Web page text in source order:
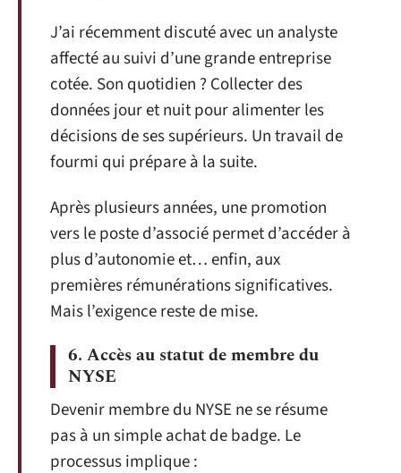
J’ai récemment discuté avec un analyste
affecté au suivi d’une grande entreprise
cotée. Son quotidien ? Collecter des
données jour et nuit pour alimenter les
décisions de ses supérieurs. Un travail de
fourmi qui prépare à la suite.
Après plusieurs années, une promotion
vers le poste d’associé permet d’accéder à
plus d’autonomie et… enfin, aux
premières rémunérations significatives.
Mais l’exigence reste de mise.
6. Accès au statut de membre du
NYSE
Devenir membre du NYSE ne se résume
pas à un simple achat de badge. Le
processus implique :